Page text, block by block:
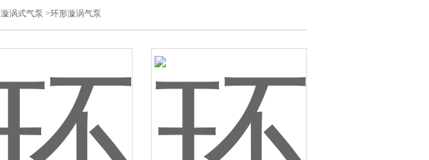
漩涡式气泵 >环形漩涡气泵